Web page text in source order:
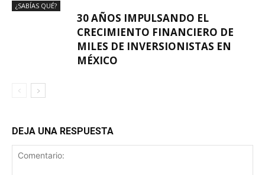
¿SABÍAS QUÉ?
30 AÑOS IMPULSANDO EL
CRECIMIENTO FINANCIERO DE
MILES DE INVERSIONISTAS EN
MÉXICO
DEJA UNA RESPUESTA